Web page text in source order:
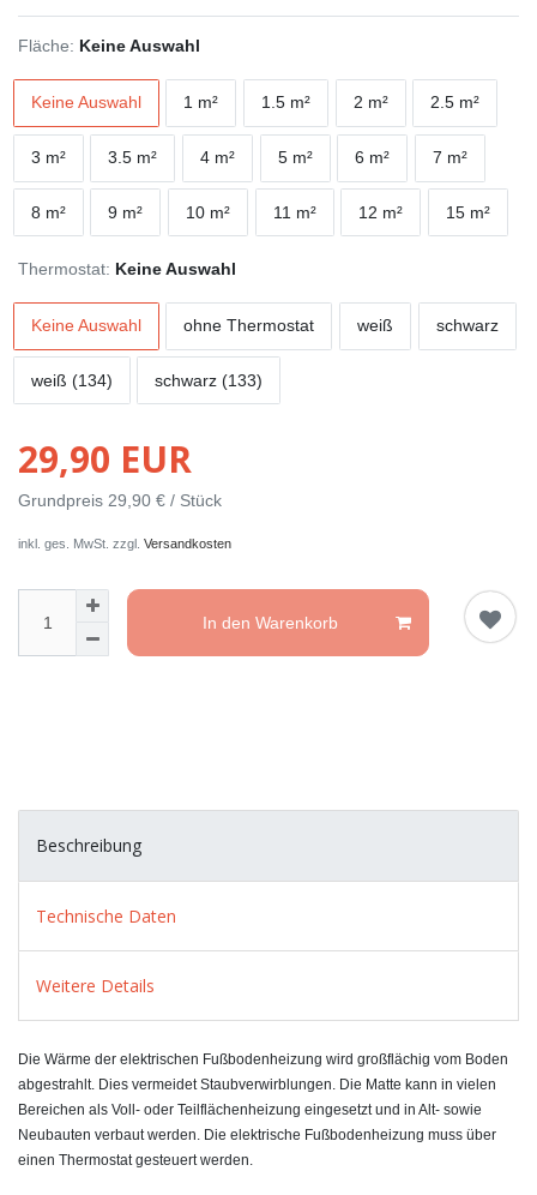
Fläche: Keine Auswahl
Keine Auswahl 1 m² 1.5 m² 2 m² 2.5 m²
3 m² 3.5 m² 4 m² 5 m² 6 m² 7 m²
8 m² 9 m² 10 m² 11 m² 12 m² 15 m²
Thermostat: Keine Auswahl
Keine Auswahl ohne Thermostat weiß schwarz
weiß (134) schwarz (133)
29,90 EUR
Grundpreis 29,90 € / Stück
inkl. ges. MwSt. zzgl. Versandkosten
In den Warenkorb
Beschreibung
Technische Daten
Weitere Details
Die Wärme der elektrischen Fußbodenheizung wird großflächig vom Boden
abgestrahlt. Dies vermeidet Staubverwirblungen. Die Matte kann in vielen
Bereichen als Voll- oder Teilflächenheizung eingesetzt und in Alt- sowie
Neubauten verbaut werden. Die elektrische Fußbodenheizung muss über
einen Thermostat gesteuert werden.